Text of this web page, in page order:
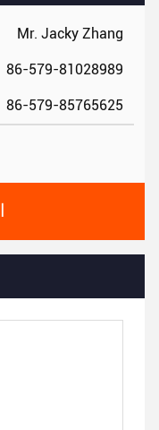
Mr. Jacky Zhang
86-579-81028989
86-579-85765625